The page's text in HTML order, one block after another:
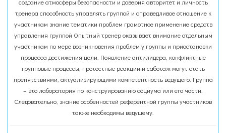
создание атмосферы безопасности и доверия авторитет и личность
тренера способность управлять группой и справедливое отношение к
участникам знание тематики проблем грамотное применение средств
управления группой Опытный тренер оказывает внимание отдельным
участникам по мере возникновения проблем у группы и приостановки
процесса достижения цели. Появление антилидера, конфликтные
групповые процессы, протестные реакции и саботаж могут стать
препятствиями, актуализирующими компетентность ведущего. Группа
– это лаборатория по конструированию социума или его части.
Следовательно, знание особенностей референтной группы участников
также необходимы ведущему.